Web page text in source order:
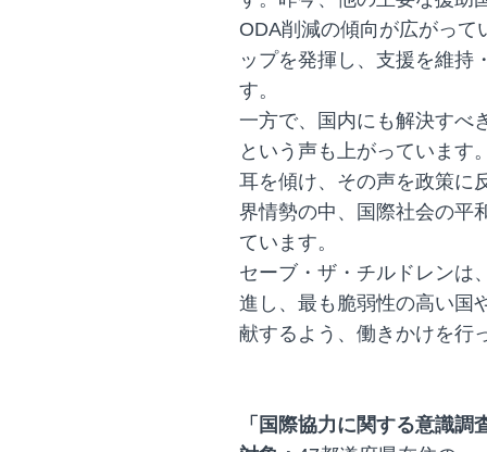
ODA削減の傾向が広がっ
ップを発揮し、支援を維持
す。
一方で、国内にも解決すべ
という声も上がっています
耳を傾け、その声を政策に
界情勢の中、国際社会の平
ています。
セーブ・ザ・チルドレンは
進し、最も脆弱性の高い国
献するよう、働きかけを行
「国際協力に関する意識調